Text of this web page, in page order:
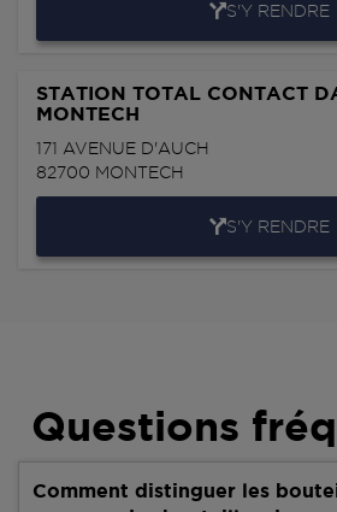
S'Y RENDRE
STATION TOTAL CONTACT
MONTECH
171 AVENUE D'AUCH
82700 MONTECH
S'Y RENDRE
Questions
Comment distinguer les